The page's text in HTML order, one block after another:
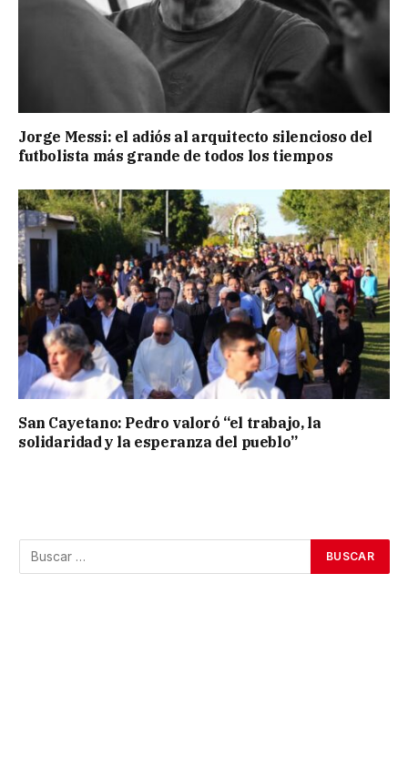
Jorge Messi: el adiós al arquitecto silencioso del
futbolista más grande de todos los tiempos
San Cayetano: Pedro valoró “el trabajo, la
solidaridad y la esperanza del pueblo”